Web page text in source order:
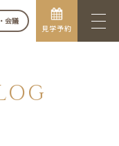
会議
見学予約